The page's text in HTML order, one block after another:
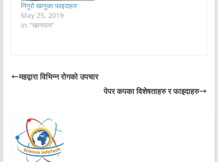
निगुरो खानुका फाइदाहरु
May 25, 2019
In "खानपान"
महद्वारा विभिन्न रोगको उपचार
पेपर कपका विशेषताहरु र फाइदाहरु